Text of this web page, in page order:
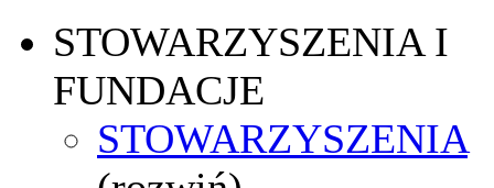
STOWARZYSZENIA I
FUNDACJE
STOWARZYSZENIA